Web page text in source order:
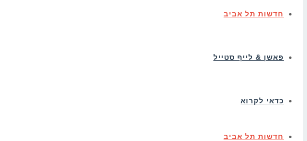
חדשות תל אביב
פאשן & לייף סטייל
כדאי לקרוא
חדשות תל אביב